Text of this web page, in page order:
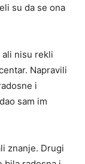
su da se ona
ali nisu rekli
Napravili
i
sam im
znanje. Drugi